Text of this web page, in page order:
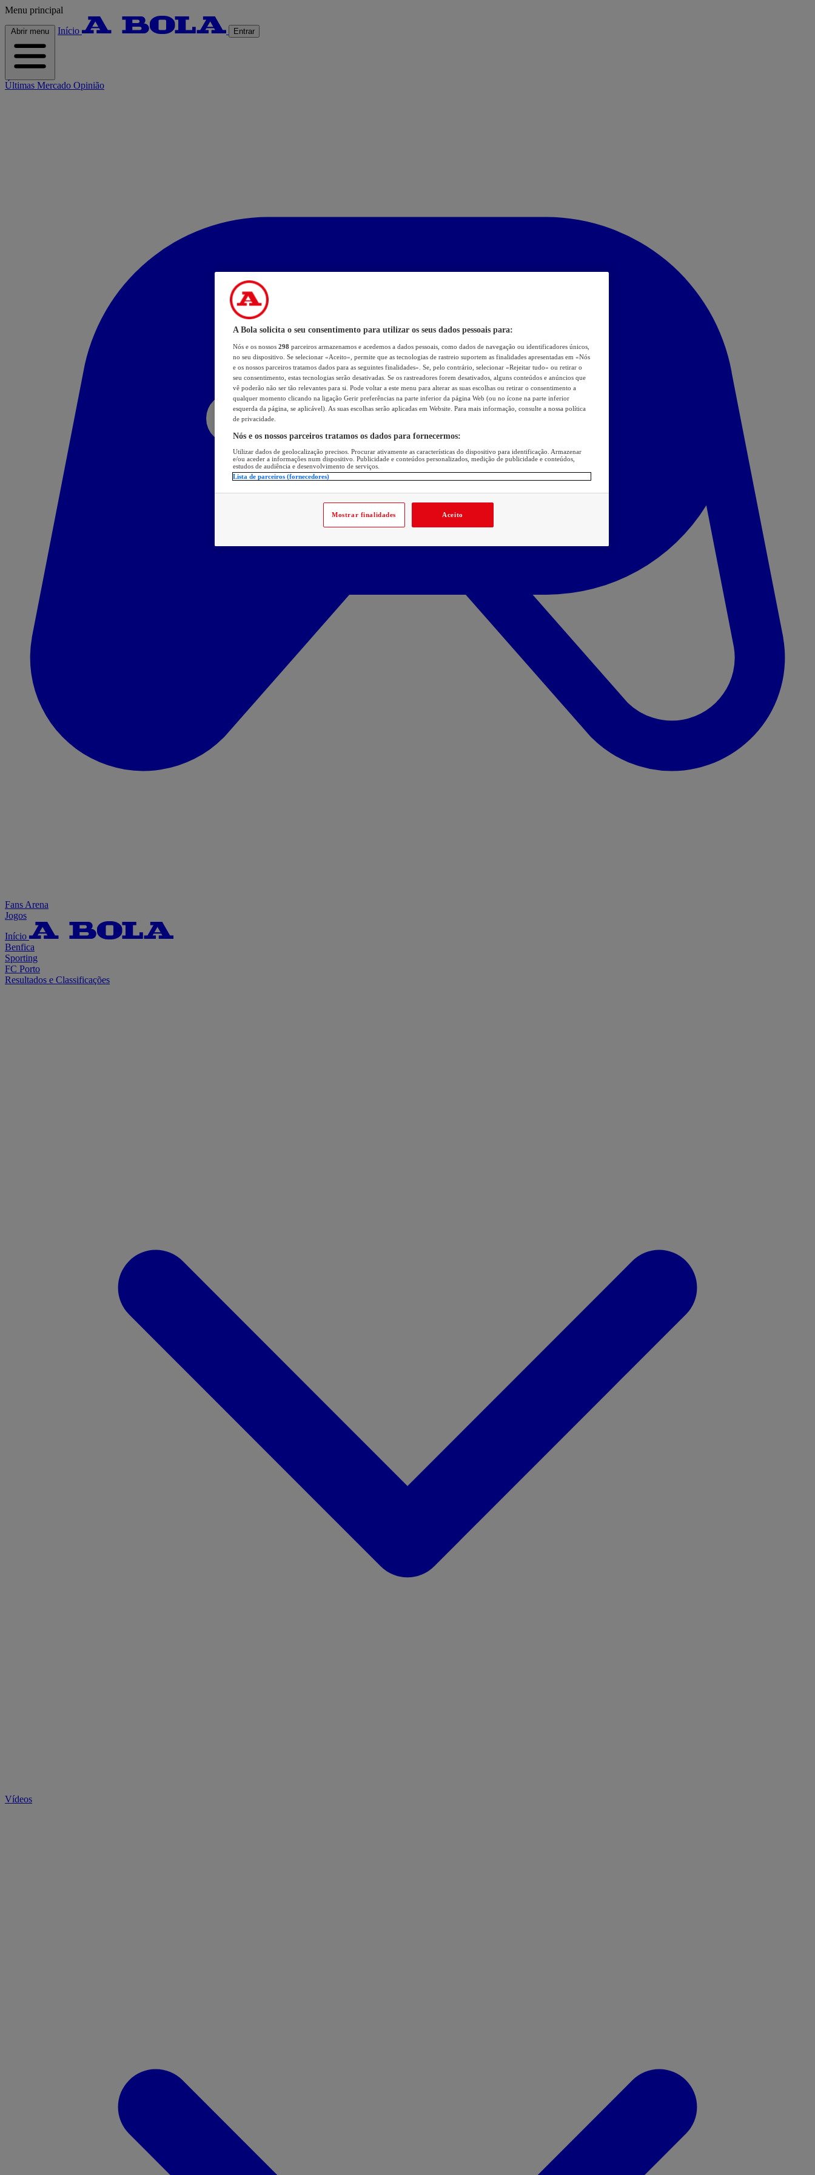
Menu principal
Abrir menu Início Entrar
Últimas Mercado Opinião
Fans Arena
Jogos
Início
Benfica
Sporting
FC Porto
Resultados e Classificações
Vídeos
A Bola solicita o seu consentimento para utilizar os seus dados pessoais para:
Nós e os nossos 298 parceiros armazenamos e acedemos a dados pessoais, como dados de navegação ou identificadores únicos,
no seu dispositivo. Se selecionar «Aceito», permite que as tecnologias de rastreio suportem as finalidades apresentadas em «Nós
e os nossos parceiros tratamos dados para as seguintes finalidades». Se, pelo contrário, selecionar «Rejeitar tudo» ou retirar o
seu consentimento, estas tecnologias serão desativadas. Se os rastreadores forem desativados, alguns conteúdos e anúncios que
vê poderão não ser tão relevantes para si. Pode voltar a este menu para alterar as suas escolhas ou retirar o consentimento a
qualquer momento clicando na ligação Gerir preferências na parte inferior da página Web (ou no ícone na parte inferior
esquerda da página, se aplicável). As suas escolhas serão aplicadas em Website. Para mais informação, consulte a nossa política
de privacidade.
Nós e os nossos parceiros tratamos os dados para fornecermos:
Utilizar dados de geolocalização precisos. Procurar ativamente as características do dispositivo para identificação. Armazenar
e/ou aceder a informações num dispositivo. Publicidade e conteúdos personalizados, medição de publicidade e conteúdos,
estudos de audiência e desenvolvimento de serviços.
Lista de parceiros (fornecedores)
Mostrar finalidades Aceito